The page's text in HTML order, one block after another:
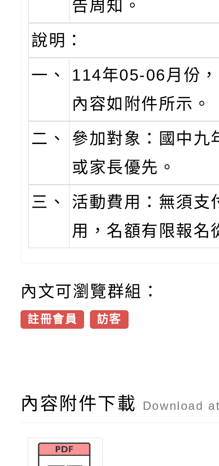
告周知。
說明：
一、
114年05-06月份
內容如附件所示。
二、
參加對象：國中九
或家長優先。
三、
活動費用：無須支
用，名額有限報名
內文可瀏覽群組：
註冊會員 訪客
內容附件下載 Download